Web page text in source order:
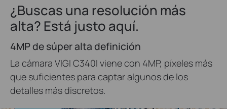
¿Buscas una resolución más
alta? Está justo aquí.
4MP de súper alta definición
La cámara VIGI C340I viene con 4MP, píxeles más
que suficientes para captar algunos de los
detalles más discretos.